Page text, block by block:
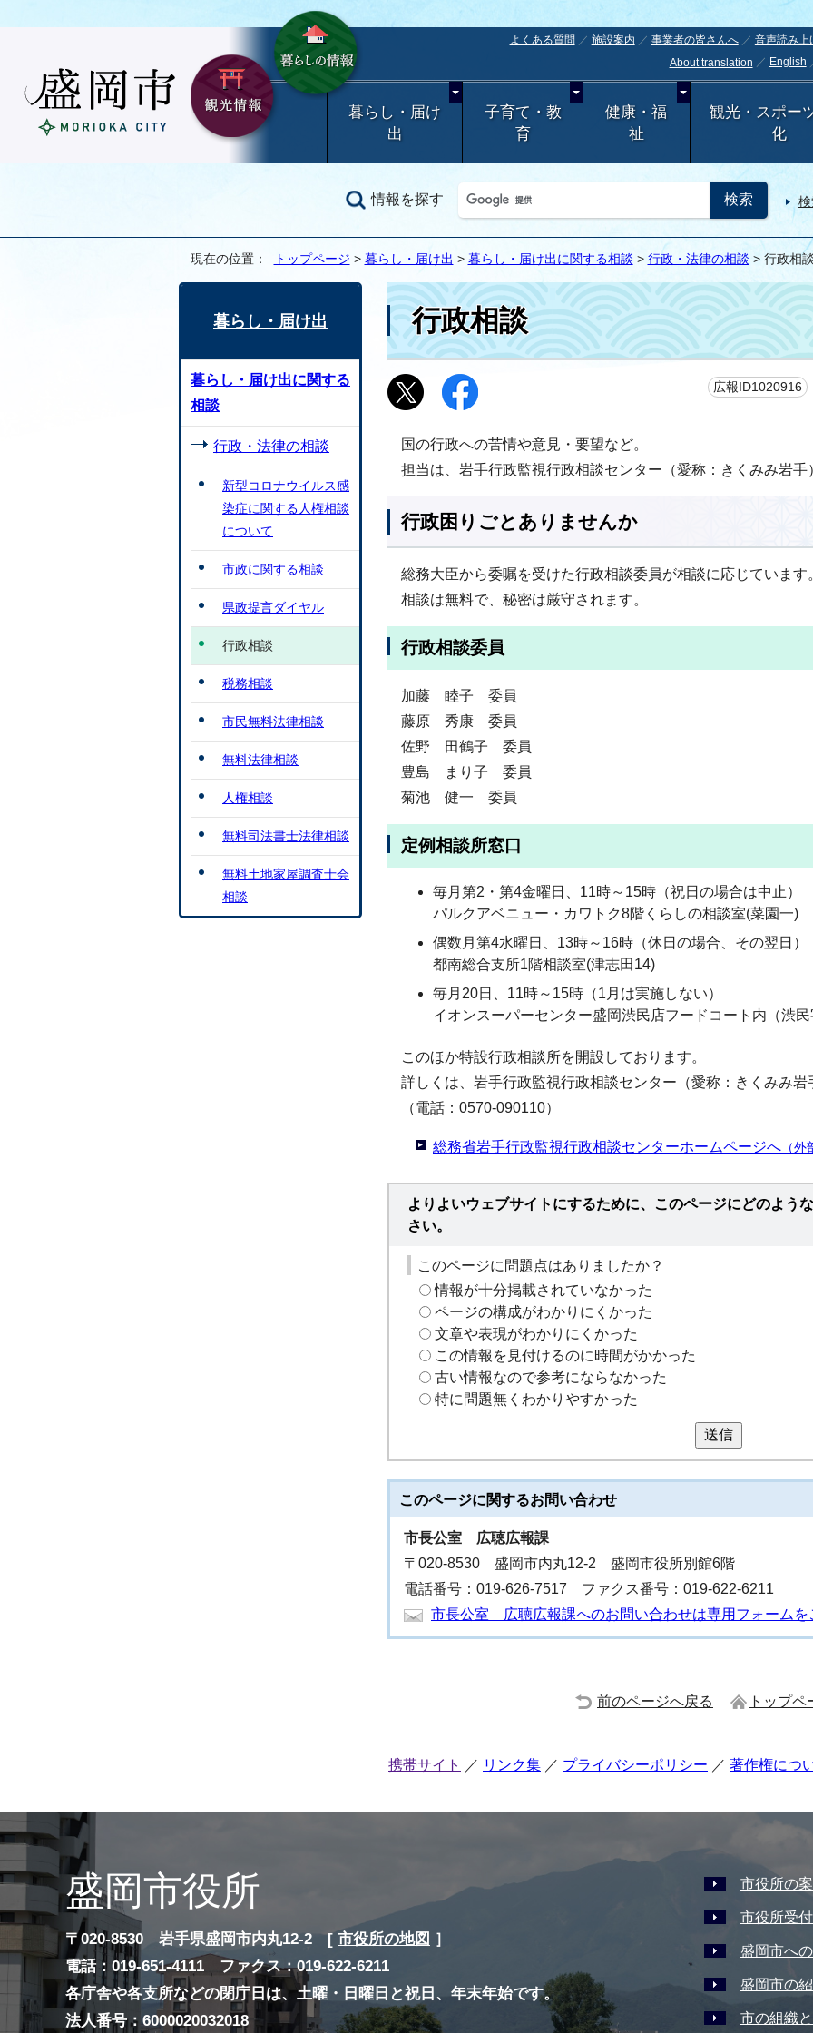
よくある質問 施設案内 事業者の皆さんへ 音声読み上
About translation
English
暮らし・届け
出
子育て・教
育
健康・福
祉
観光・スポー
化
情報を探す
現在の位置： トップページ > 暮らし・届け出 > 暮らし・届け出に関する相談 > 行政・法律の相談 > 行政相談
行政相談
広報ID1020916
国の行政への苦情や意見・要望など。
担当は、岩手行政監視行政相談センター（愛称：きくみみ岩手
行政困りごとありませんか
総務大臣から委嘱を受けた行政相談委員が相談に応じています
相談は無料で、秘密は厳守されます。
行政相談委員
加藤 睦子 委員
藤原 秀康 委員
佐野 田鶴子 委員
豊島 まり子 委員
菊池 健一 委員
定例相談所窓口
毎月第2・第4金曜日、11時～15時（祝日の場合は中止）
パルクアベニュー・カワトク8階くらしの相談室(菜園一)
偶数月第4水曜日、13時～16時（休日の場合、その翌日）
都南総合支所1階相談室(津志田14)
毎月20日、11時～15時（1月は実施しない）
イオンスーパーセンター盛岡渋民店フードコート内（渋民
このほか特設行政相談所を開設しております。
詳しくは、岩手行政監視行政相談センター（愛称：きくみみ岩
（電話：0570-090110）
総務省岩手行政監視行政相談センターホームページへ （外
よりよいウェブサイトにするために、このページにどのよう
さい。
このページに問題点はありましたか？
情報が十分掲載されていなかった
ページの構成がわかりにくかった
文章や表現がわかりにくかった
この情報を見付けるのに時間がかかった
古い情報なので参考にならなかった
特に問題無くわかりやすかった
送信
このページに関するお問い合わせ
市長公室 広聴広報課
〒020-8530 盛岡市内丸12-2 盛岡市役所別館6階
電話番号：019-626-7517 ファクス番号：019-622-6211
市長公室 広聴広報課へのお問い合わせは専用フォームを
暮らし・届け出
暮らし・届け出に関する
相談
行政・法律の相談
新型コロナウイルス感
染症に関する人権相談
について
市政に関する相談
県政提言ダイヤル
行政相談
税務相談
市民無料法律相談
無料法律相談
人権相談
無料司法書士法律相談
無料土地家屋調査士会
相談
前のページへ戻る トップペ
携帯サイト リンク集 プライバシーポリシー 著作権につ
盛岡市役所
〒020-8530 岩手県盛岡市内丸12-2 [ 市役所の地図 ］
電話：019-651-4111 ファクス：019-622-6211
各庁舎や各支所などの閉庁日は、土曜・日曜日と祝日、年末年始です。
法人番号：6000020032018
市役所の
市役所受
盛岡市へ
盛岡市の
市の組織